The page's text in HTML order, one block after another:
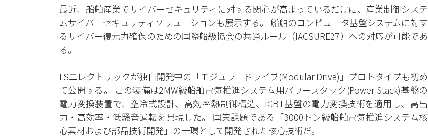
最近、船舶産業でサイバーセキュリティに対する関心が高まっているだけに、産業制御システ
ムサイバーセキュリティソリューションも展示する。 船舶のコンピュータ基盤システムに対す
るサイバー復元力確保のための国際船級協会の共通ルール（IACSURE27）への対応が可能であ
る。
LSエレクトリックが独自開発中の「モジュラードライブ(Modular Drive)」プロトタイプも初め
て公開する。 この装備は2MW級船舶電気推進システム用パワースタック(Power Stack)基盤の
電力変換装置で、空冷式設計、高効率熱制御構造、IGBT基盤の電力変換技術を適用し、高出
力・高効率・低騒音運転を具現した。 国策課題である「3000トン級船舶電気推進システム核
心素材および部品技術開発」の一環として開発された核心技術だ。